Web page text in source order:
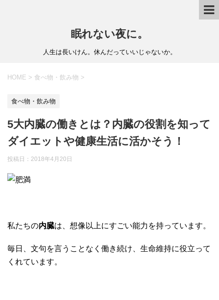
眠れない夜に。
人生は長いけん。休んだっていいじゃないか。
HOME > 食べ物・飲み物 >
食べ物・飲み物
5大内臓の働きとは？内臓の役割を知って
ダイエットや健康生活に活かそう！
投稿日： 2018年4月20日
私たちの内臓は、想像以上にすごい能力を持っています。
毎日、文句を言うことなく働き続け、生命維持に役立って
くれています。